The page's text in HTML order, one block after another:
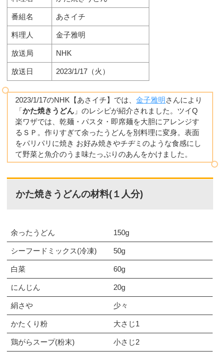
番組名 あさイチ
料理人 金子雅明
放送局 NHK
放送日 2023/1/17（火）
2023/1/17のNHK【あさイチ】では、金子雅明 さんにより
「かた焼きうどん 」のレシピが紹介されました。ツイQ
楽ワザでは、乾麺・パスタ・即席麺を大胆にアレンジす
るＳＰ。作りすぎて余ったうどんを別料理に変身。表面
をパリパリに焼き お好み焼きやチヂミのような食感にし
て野菜と魚介のうま味たっぷりのあんをかけました。
かた焼きうどんの材料(１人分)
余ったうどん 150g
シーフードミックス(冷凍) 50g
白菜 60g
にんじん 20g
絹さや 少々
かたくり粉 大さじ1
鶏がらスープ(粉末) 小さじ2